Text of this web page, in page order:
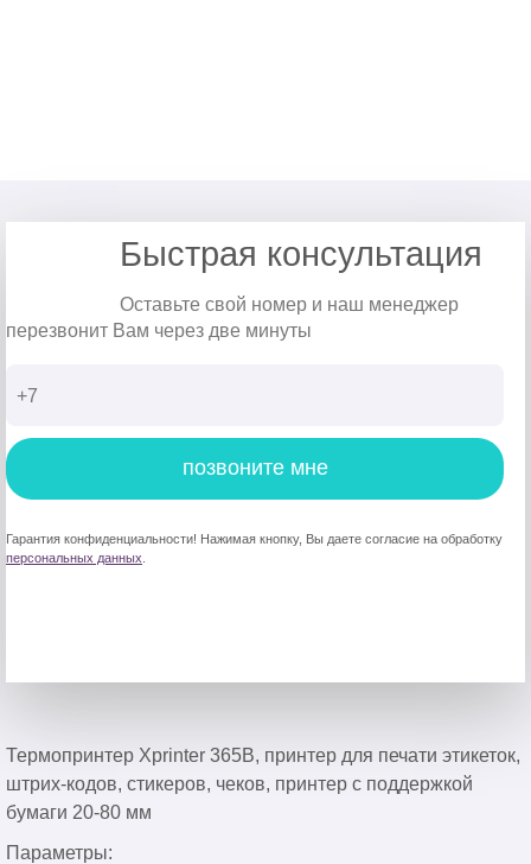
Быстрая консультация
Оставьте свой номер и наш менеджер
перезвонит Вам через две минуты
позвоните мне
Гарантия конфиденциальности! Нажимая кнопку, Вы даете согласие на обработку
персональных данных
Термопринтер Xprinter 365B, принтер для печати этикеток,
штрих-кодов, стикеров, чеков, принтер с поддержкой
бумаги 20-80 мм
Параметры: